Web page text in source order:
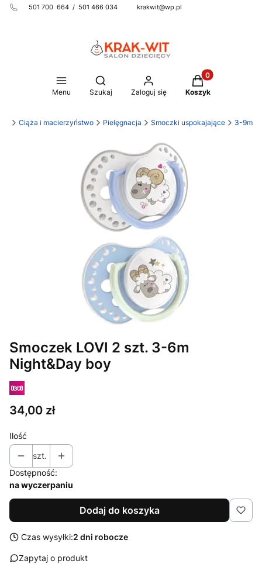
501 700 664 / 501 466 034 krakwit@wp.pl
Menu
Otwórz wyszukiwarkę
Szukaj Zaloguj się
Produkty w
Koszyk
Ciąża i macierzyństwo Pielęgnacja Smoczki uspokajające 3-9m
Smoczek LOVI 2 szt. 3-6m
Night&Day boy
Cena
34,00 zł
Ilość
szt.
Dostępność:
na wyczerpaniu
Dodaj do koszyka
Czas wysyłki:2 dni robocze
Zapytaj o produkt